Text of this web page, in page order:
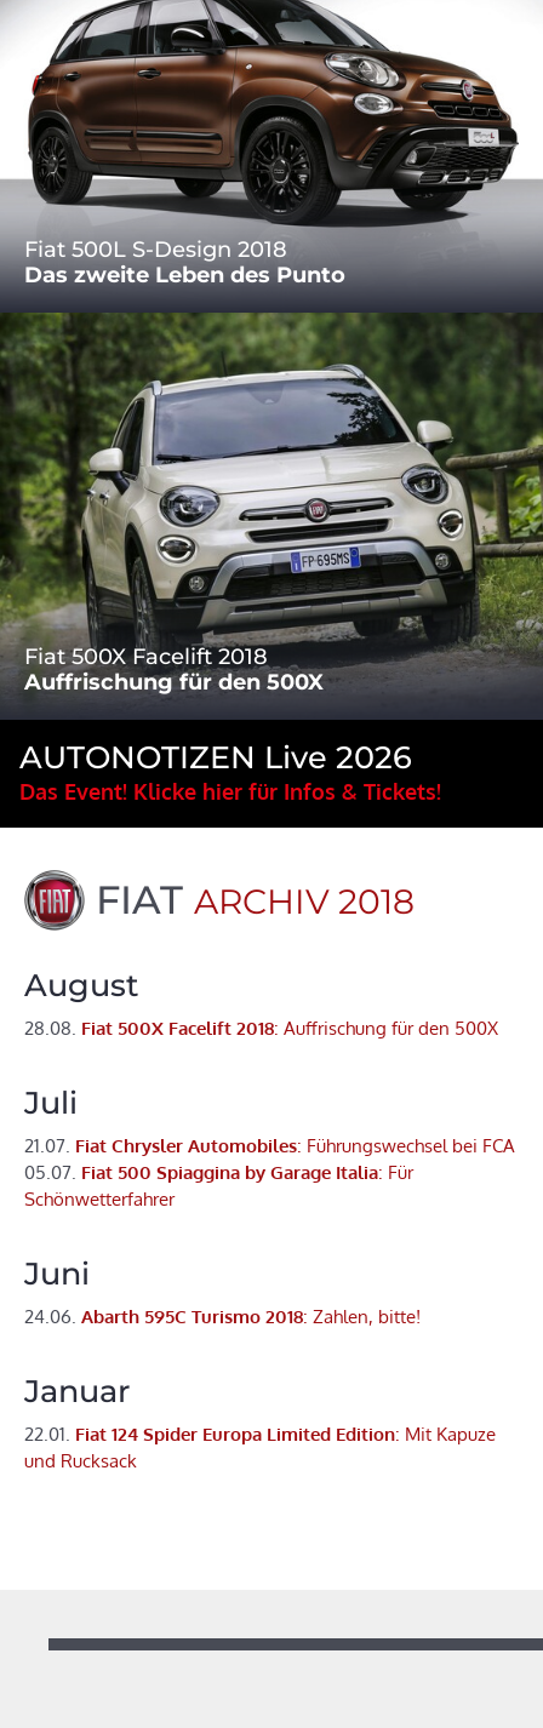
Fiat 500L S-Design 2018
Das zweite Leben des Punto
Fiat 500X Facelift 2018
Auffrischung für den 500X
AUTONOTIZEN Live 2026
Das Event! Klicke hier für Infos & Tickets!
FIAT ARCHIV 2018
August
28.08. Fiat 500X Facelift 2018: Auffrischung für den 500X
Juli
21.07. Fiat Chrysler Automobiles: Führungswechsel bei FCA
05.07. Fiat 500 Spiaggina by Garage Italia: Für
Schönwetterfahrer
Juni
24.06. Abarth 595C Turismo 2018: Zahlen, bitte!
Januar
22.01. Fiat 124 Spider Europa Limited Edition: Mit Kapuze
und Rucksack